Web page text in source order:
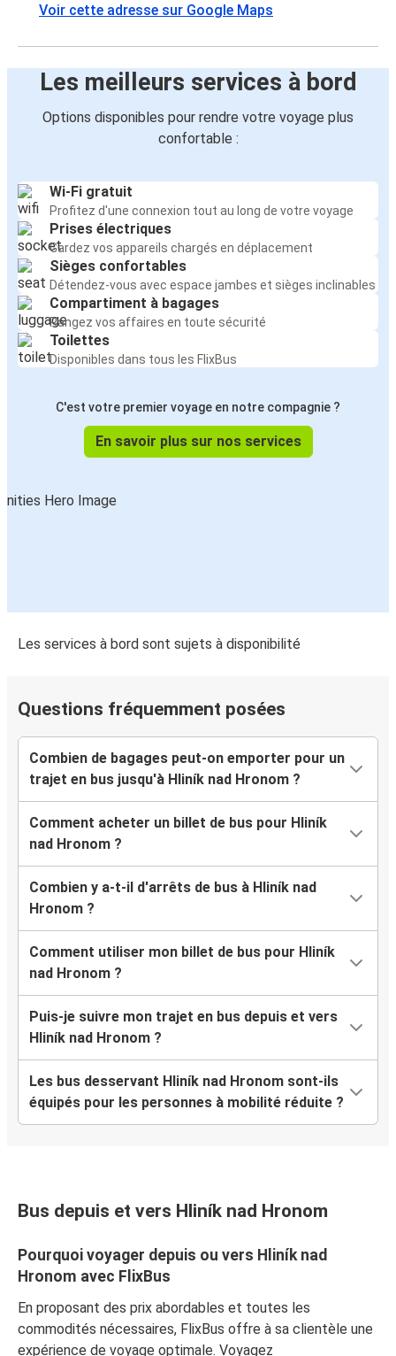
Voir cette adresse sur Google Maps
Les meilleurs services à bord
Options disponibles pour rendre votre voyage plus
confortable :
Wi-Fi gratuit
Profitez d'une connexion tout au long de votre voyage
Prises électriques
Gardez vos appareils chargés en déplacement
Sièges confortables
Détendez-vous avec espace jambes et sièges inclinables
Compartiment à bagages
Rangez vos affaires en toute sécurité
Toilettes
Disponibles dans tous les FlixBus
C'est votre premier voyage en notre compagnie ?
En savoir plus sur nos services
Les services à bord sont sujets à disponibilité
Questions fréquemment posées
Combien de bagages peut-on emporter pour un
trajet en bus jusqu'à Hliník nad Hronom ?
Comment acheter un billet de bus pour Hliník
nad Hronom ?
Combien y a-t-il d'arrêts de bus à Hliník nad
Hronom ?
Comment utiliser mon billet de bus pour Hliník
nad Hronom ?
Puis-je suivre mon trajet en bus depuis et vers
Hliník nad Hronom ?
Les bus desservant Hliník nad Hronom sont-ils
équipés pour les personnes à mobilité réduite ?
Bus depuis et vers Hliník nad Hronom
Pourquoi voyager depuis ou vers Hliník nad
Hronom avec FlixBus
En proposant des prix abordables et toutes les
commodités nécessaires, FlixBus offre à sa clientèle une
expérience de voyage optimale. Voyagez